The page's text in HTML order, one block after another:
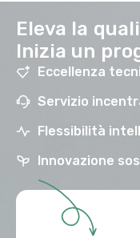
Eleva la
Inizia un
Eccellenza
Servizio
Flessibilità
Innovazione